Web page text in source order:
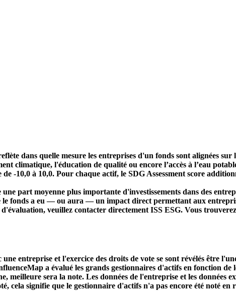
dans quelle mesure les entreprises d'un fonds sont alignées
climatique, l'éducation de qualité ou encore l’accès à l’eau
-10,0 à 10,0. Pour chaque actif, le SDG Assessment score
une part moyenne plus importante d'investissements dans des
le fonds a eu — ou aura — un impact direct permettant aux
d'évaluation, veuillez contacter directement ISS ESG. Vous
entreprise et l'exercice des droits de vote se sont révélés être
a évalué les grands gestionnaires d'actifs en fonction
meilleure sera la note. Les données de l'entreprise et les données
cela signifie que le gestionnaire d'actifs n'a pas encore été noté